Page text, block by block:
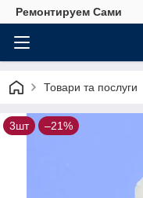
Ремонтируем Сами
Товари та послуги
3шт –21%